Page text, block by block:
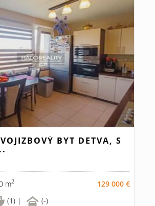
BYT DETVA, S
m2
129 000 €
(1) | (-)